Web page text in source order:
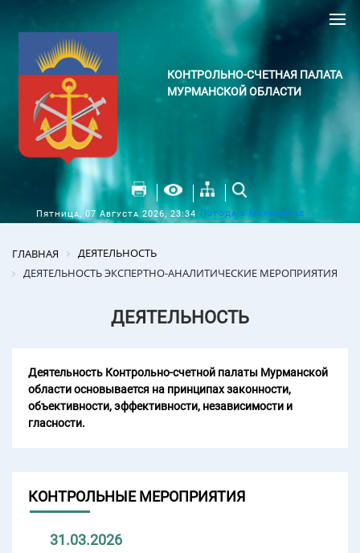
КОНТРОЛЬНО-СЧЕТНАЯ ПАЛАТА
МУРМАНСКОЙ ОБЛАСТИ
Пятница, 07 Августа 2026, 23:34 Погода в Мурманске
ГЛАВНАЯ
ДЕЯТЕЛЬНОСТЬ
ДЕЯТЕЛЬНОСТЬ ЭКСПЕРТНО-АНАЛИТИЧЕСКИЕ МЕРОПРИЯТИЯ
ДЕЯТЕЛЬНОСТЬ
Деятельность Контрольно-счетной палаты Мурманской
области основывается на принципах законности,
объективности, эффективности, независимости и
гласности.
КОНТРОЛЬНЫЕ МЕРОПРИЯТИЯ
31.03.2026